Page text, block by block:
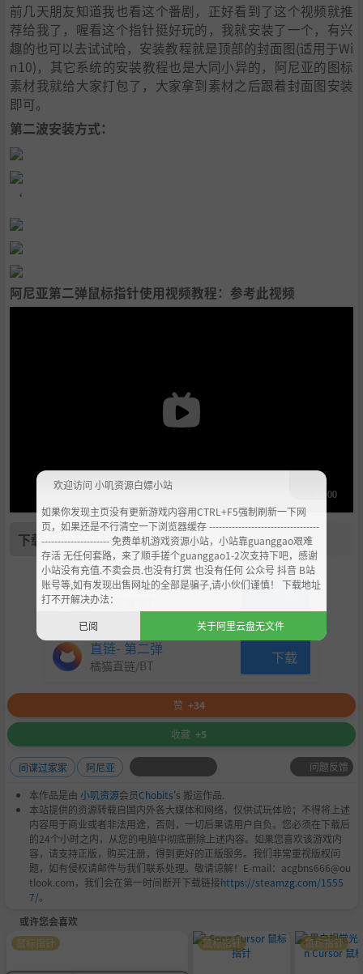
前几天朋友知道我也看这个番剧，正好看到了这个视频就推
荐给我了，喔看这个指针挺好玩的，我就安装了一个，有兴
趣的也可以去试试哈，安装教程就是顶部的封面图(适用于Wi
n10)，其它系统的安装教程也是大同小异的，阿尼亚的图标
素材我就给大家打包了，大家拿到素材之后跟着封面图安装
即可。
第二波安装方式：
‘
阿尼亚第二弹鼠标指针使用视频教程：参考此视频
下载
直链-第一弹
橘猫直链/BT 下载
直链- 第二弹
橘猫直链/BT 下载
赞 +34
收藏 +5
间谍过家家 阿尼亚 问题反馈
本作品是由 小叽资源会员Chobits's 搬运作品.
本站提供的资源转载自国内外各大媒体和网络，仅供试玩体验；不得将上述
内容用于商业或者非法用途，否则，一切后果请用户自负。您必须在下载后
的24个小时之内，从您的电脑中彻底删除上述内容。如果您喜欢该游戏内
容，请支持正版，购买注册，得到更好的正版服务。我们非常重视版权问
题，如有侵权请邮件与我们联系处理。敬请谅解！E-mail：acgbns666@ou
tlook.com，我们会在第一时间断开下载链接https://steamzg.com/1555
7/。
或许您会喜欢
鼠标指针 鼠标指针 鼠标指针
欢迎访问 小叽资源白嫖小站
如果你发现主页没有更新游戏内容用CTRL+F5强制刷新一下网
页，如果还是不行清空一下浏览器缓存 ----------------------------------
--------------------- 免费单机游戏资源小站，小站靠guanggao艰难
存活 无任何套路，来了顺手搓个guanggao1-2次支持下吧，感谢
小站没有充值.不卖会员.也没有打赏 也没有任何 公众号 抖音 B站
账号等,如有发现出售网址的全部是骗子,请小伙们谨慎！ 下载地址
打不开解决办法：
已阅
关于阿里云盘无文件